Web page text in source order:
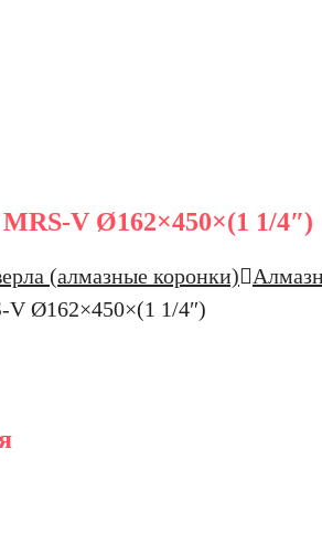
V Ø162×450×(1 1/4″)
(алмазные коронки)
V Ø162×450×(1 1/4″)